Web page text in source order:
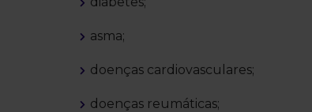
asma;
doenças cardiovasculares;
doenças reumáticas;